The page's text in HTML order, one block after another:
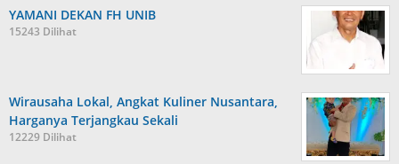
YAMANI DEKAN FH UNIB
15243 Dilihat
Wirausaha Lokal, Angkat Kuliner Nusantara,
Harganya Terjangkau Sekali
12229 Dilihat